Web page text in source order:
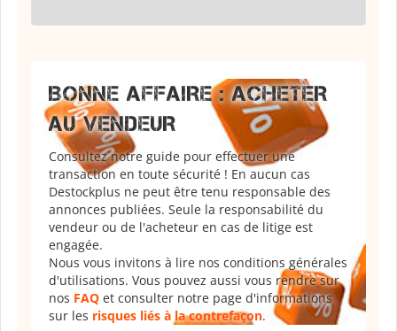
BONNE AFFAIRE : ACHETER
AU VENDEUR
Consultez notre guide pour effectuer une
transaction en toute sécurité ! En aucun cas
Destockplus ne peut être tenu responsable des
annonces publiées. Seule la responsabilité du
vendeur ou de l'acheteur en cas de litige est
engagée.
Nous vous invitons à lire nos conditions générales
d'utilisations. Vous pouvez aussi vous rendre sur
nos FAQ et consulter notre page d'informations
sur les risques liés à la contrefaçon.